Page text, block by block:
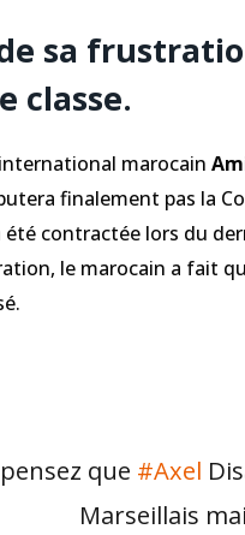
sa
classe.
marocain
finalement pas la
été contractée lors du
le marocain a fait
que #Axel
Marseillais